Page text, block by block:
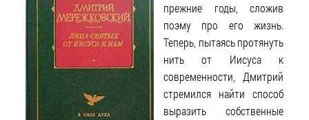
прежние годы, сложив
поэму про его жизнь.
Теперь, пытаясь протянуть
нить от Иисуса к
современности, Дмитрий
стремился найти способ
выразить собственные